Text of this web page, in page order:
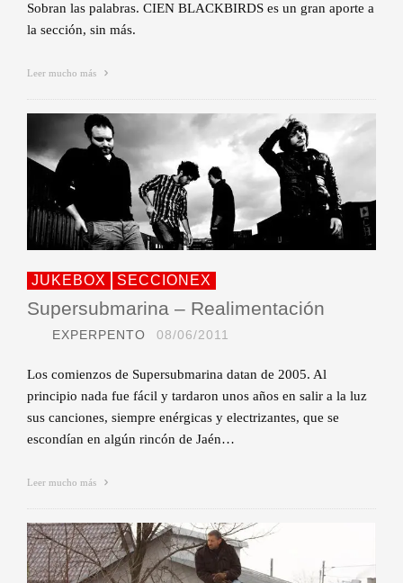
Sobran las palabras. CIEN BLACKBIRDS es un gran aporte a
la sección, sin más.
Leer mucho más
JUKEBOX SECCIONEX
Supersubmarina – Realimentación
EXPERPENTO 08/06/2011
Los comienzos de Supersubmarina datan de 2005. Al
principio nada fue fácil y tardaron unos años en salir a la luz
sus canciones, siempre enérgicas y electrizantes, que se
escondían en algún rincón de Jaén…
Leer mucho más